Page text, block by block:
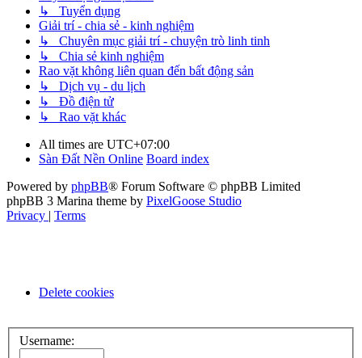
↳ Tuyển dụng
Giải trí - chia sẻ - kinh nghiệm
↳ Chuyên mục giải trí - chuyện trò linh tinh
↳ Chia sẻ kinh nghiệm
Rao vặt không liên quan đến bất động sản
↳ Dịch vụ - du lịch
↳ Đồ điện tử
↳ Rao vặt khác
All times are UTC+07:00
Sàn Đất Nền Online Board index
Powered by phpBB® Forum Software © phpBB Limited
phpBB 3 Marina theme by PixelGoose Studio
Privacy | Terms
Delete cookies
Username: